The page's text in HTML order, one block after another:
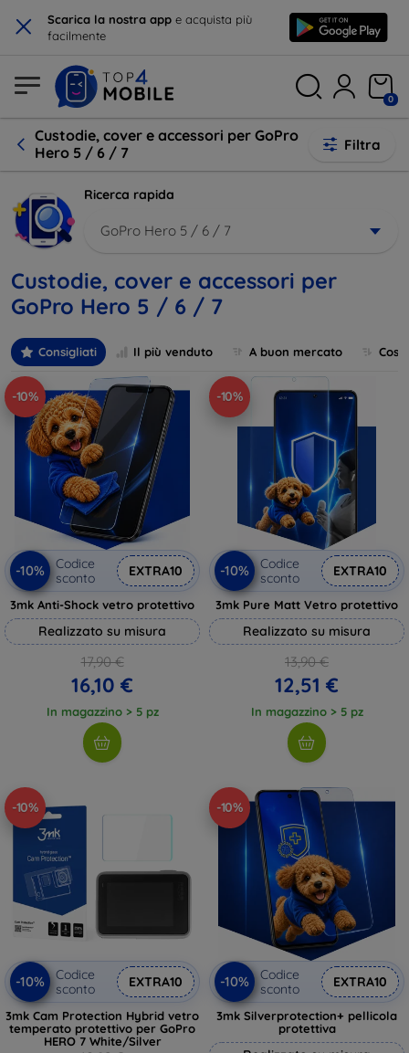
× Scarica la nostra app e acquista più
facilmente
0
Custodie, cover e accessori per GoPro
Hero 5 / 6 / 7
Filtra
Ricerca rapida
GoPro Hero 5 / 6 / 7
Custodie, cover e accessori per
GoPro Hero 5 / 6 / 7
Consigliati Il più venduto A buon mercato
-10%
-10%
Codice
sconto
EXTRA10
3mk Anti-Shock vetro protettivo
Realizzato su misura
17,90 €
16,10 €
In magazzino > 5 pz
-10%
-10%
Codice
sconto
EXTRA10
3mk Pure Matt Vetro protettivo
Realizzato su misura
13,90 €
12,51 €
In magazzino > 5 pz
-10%
-10%
Codice
sconto
EXTRA10
3mk Cam Protection Hybrid vetro
temperato protettivo per GoPro
HERO 7 White/Silver
-10%
-10%
Codice
sconto
EXTRA10
3mk Silverprotection+ pellicola
protettiva